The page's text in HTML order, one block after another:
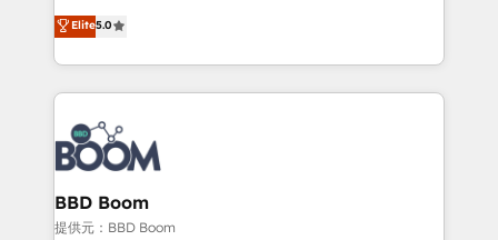
stratégies d'acquisition marketing (SEO, SEA,
inbound, automatisation marketing, ABM, IA,
emailing) Informations clés : - 10 ans d'expérience -
100+ intégrations CRM HubSpot réussies - 40
experts conseil - 150 certifications HubSpot
cumulées
Vonazon turns marketing complexity into
measurable, scalable growth. From onboarding to
enterprise-grade campaigns, our in-house team
builds scalable strategies that drive long-term
revenue. ⚙️ HubSpot Integration & Optimization •
Seamless CRM, CMS, and automation setup •
Complex platform migrations and data cleanups •
Custom APIs and third-party integrations 📈 End-to-
End Revenue Acceleration • Lifecycle marketing and
Elite5.0
BBD Boom
提供元：BBD Boom